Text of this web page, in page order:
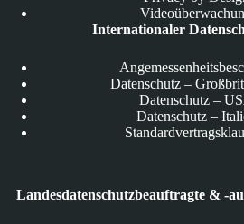
Internationaler
Datenschutz –
Datenschutz –
Datenschutz –
Landesdatenschutzbeauftragte & -